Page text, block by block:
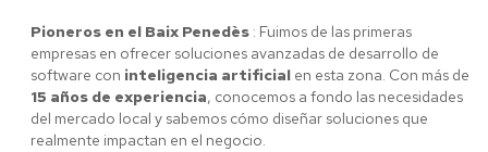
Pioneros en el Baix Penedès : Fuimos de las primeras
empresas en ofrecer soluciones avanzadas de desarrollo de
software con inteligencia artificial en esta zona. Con más de
15 años de experiencia, conocemos a fondo las necesidades
del mercado local y sabemos cómo diseñar soluciones que
realmente impactan en el negocio.